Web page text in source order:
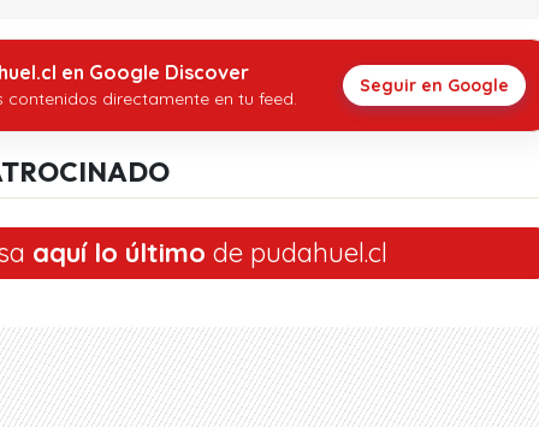
en Google Discover
contenidos directamente en tu feed.
Seguir en Google
aquí lo último de pudahuel.cl